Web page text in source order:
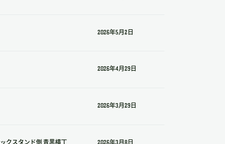
2026年5月2日
2026年4月29日
2026年3月29日
クスタンド側 青黒横丁 2026年3月8日